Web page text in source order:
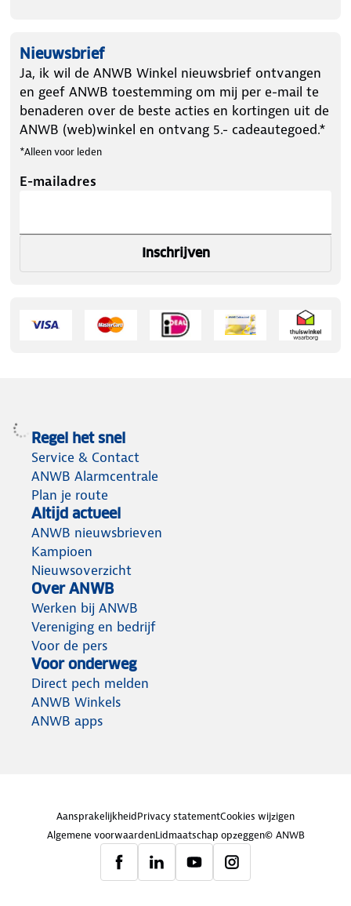
Nieuwsbrief
Ja, ik wil de ANWB Winkel nieuwsbrief ontvangen
en geef ANWB toestemming om mij per e-mail te
benaderen over de beste acties en kortingen uit de
ANWB (web)winkel en ontvang 5.- cadeautegoed.*
*Alleen voor leden
E-mailadres
Inschrijven
Regel het snel
Service & Contact
ANWB Alarmcentrale
Plan je route
Altijd actueel
ANWB nieuwsbrieven
Kampioen
Nieuwsoverzicht
Over ANWB
Werken bij ANWB
Vereniging en bedrijf
Voor de pers
Voor onderweg
Direct pech melden
ANWB Winkels
ANWB apps
AansprakelijkheidPrivacy statementCookies wijzigen
Algemene voorwaardenLidmaatschap opzeggen© ANWB